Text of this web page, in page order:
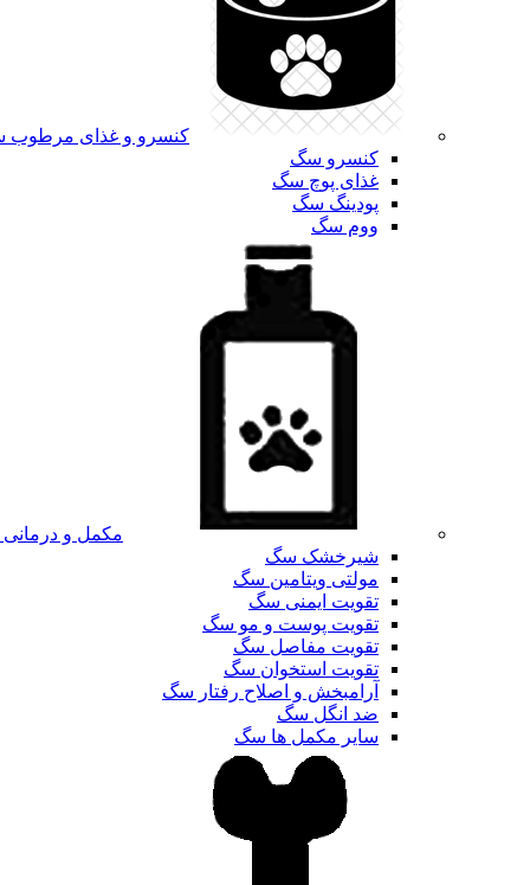
کنسرو و غذای
کنسرو سگ
غذای پوچ سگ
پودینگ سگ
ووم سگ
مکمل و
شیرخشک سگ
مولتی ویتامین سگ
تقویت ایمنی سگ
تقویت پوست و مو سگ
تقویت مفاصل سگ
تقویت استخوان سگ
آرامبخش و اصلاح رفتار سگ
ضد انگل سگ
سایر مکمل ها سگ